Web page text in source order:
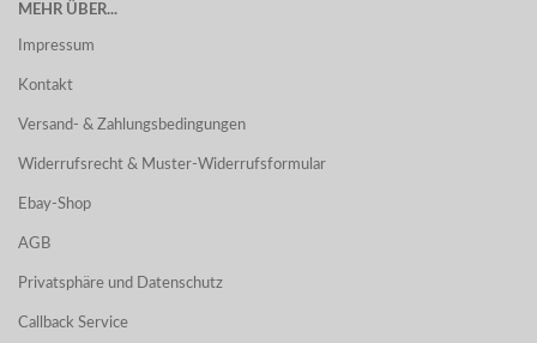
MEHR ÜBER...
Impressum
Kontakt
Versand- & Zahlungsbedingungen
Widerrufsrecht & Muster-Widerrufsformular
Ebay-Shop
AGB
Privatsphäre und Datenschutz
Callback Service